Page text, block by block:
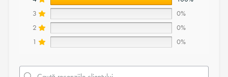
3
0%
2
0%
1
0%